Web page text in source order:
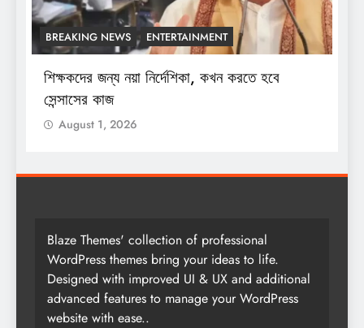
BREAKING NEWS ENTERTAINMENT
শিক্ষকদের জন্য নয়া নির্দেশিকা, কখন করতে হবে
সেন্সাসের কাজ
August 1, 2026
Blaze Themes' collection of professional
WordPress themes bring your ideas to life.
Designed with improved UI & UX and additional
advanced features to manage your WordPress
website with ease..